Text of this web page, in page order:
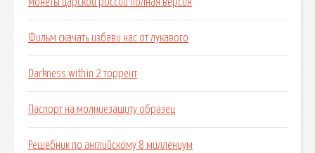
Монеты царской россии полная версия
Фильм скачать избави нас от лукавого
Darkness within 2 торрент
Паспорт на молниезащиту образец
Решебник по английскому 8 миллениум